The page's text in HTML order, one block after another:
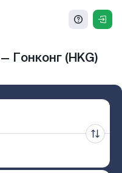
Гонконг (HKG)